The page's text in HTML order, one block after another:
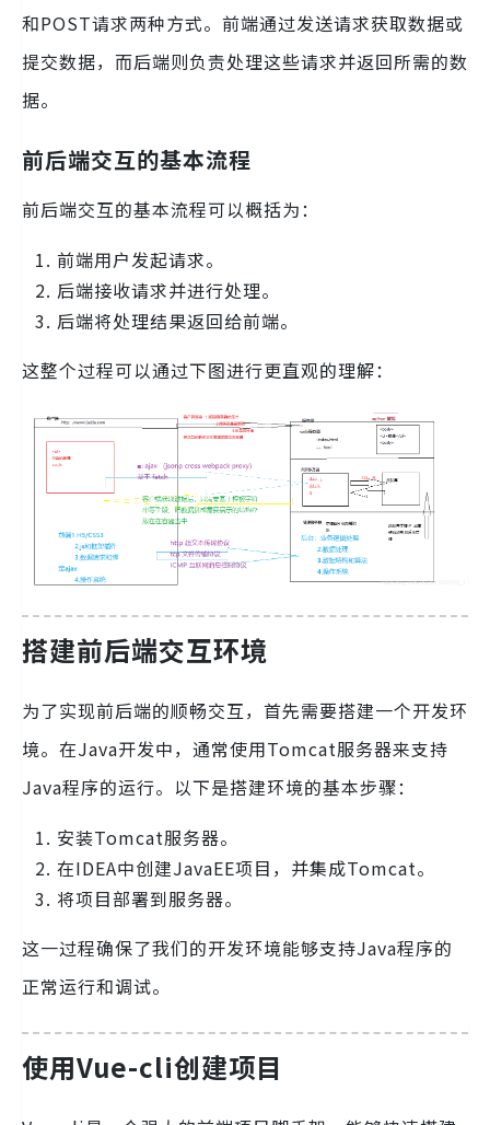
和POST请求两种方式。前端通过发送请求获取数据或
提交数据，而后端则负责处理这些请求并返回所需的数
据。
前后端交互的基本流程
前后端交互的基本流程可以概括为：
前端用户发起请求。
后端接收请求并进行处理。
后端将处理结果返回给前端。
这整个过程可以通过下图进行更直观的理解：
搭建前后端交互环境
为了实现前后端的顺畅交互，首先需要搭建一个开发环
境。在Java开发中，通常使用Tomcat服务器来支持
Java程序的运行。以下是搭建环境的基本步骤：
安装Tomcat服务器。
在IDEA中创建JavaEE项目，并集成Tomcat。
将项目部署到服务器。
这一过程确保了我们的开发环境能够支持Java程序的
正常运行和调试。
使用Vue-cli创建项目